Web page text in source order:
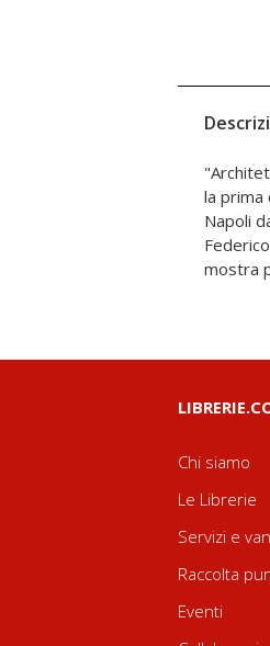
la prima
Napoli
mostra
radicata
cultura
le
Chi siamo
Le Librerie
Servizi e
Raccolta
Eventi